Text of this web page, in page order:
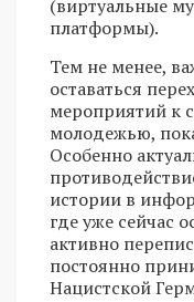
(виртуальные
платформы).
Тем не менее,
оставаться
мероприятий к
молодежью,
Особенно
истории в
где уже сейчас
активно
постоянно
Нацистской